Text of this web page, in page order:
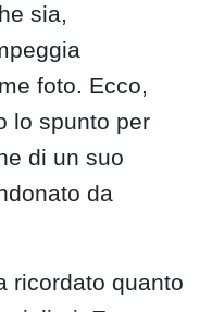
sia,
foto. Ecco,
lo spunto per
di un suo
da
ricordato quanto